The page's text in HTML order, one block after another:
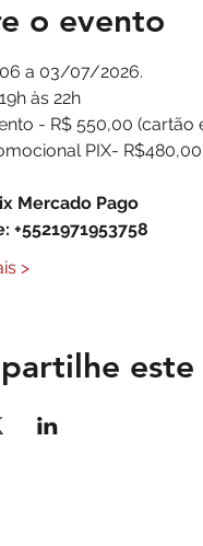
o evento
a 03/07/2026.
às 22h
- R$ 550,00 (cartão
PIX- R$480,00
Mercado Pago
+5521971953758
>